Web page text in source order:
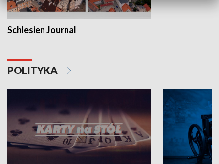
Schlesien Journal
POLITYKA